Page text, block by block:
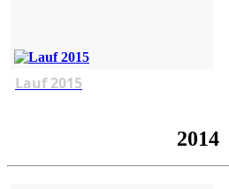
Lauf 2015
2014